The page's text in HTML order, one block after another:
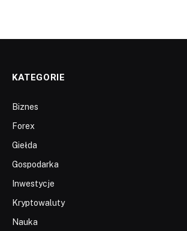
KATEGORIE
Biznes
Forex
Giełda
Gospodarka
Inwestycje
Kryptowaluty
Nauka